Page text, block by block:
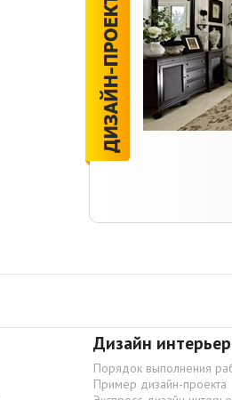
Дизайн
Порядок выполнения
Пример дизайн-проекта